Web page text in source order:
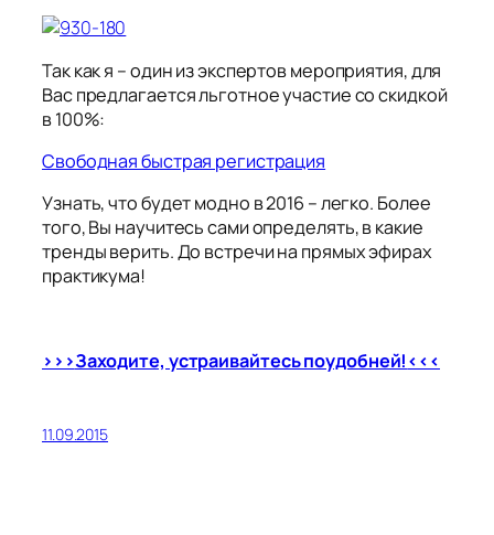
Так как я – один из экспертов мероприятия, для
Вас предлагается льготное участие со скидкой
в 100%:
Свободная быстрая регистрация
Узнать, что будет модно в 2016 – легко. Более
того, Вы научитесь сами определять, в какие
тренды верить. До встречи на прямых эфирах
практикума!
>>>Заходите, устраивайтесь поудобней!<<<
11.09.2015